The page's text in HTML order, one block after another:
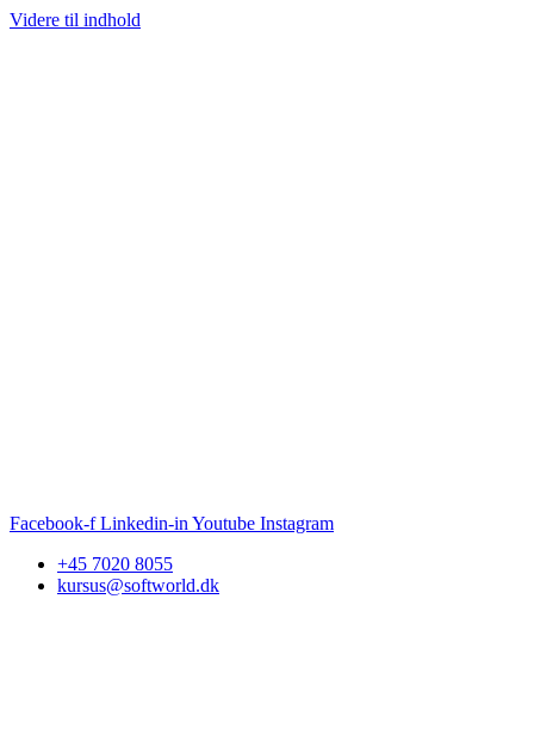
Videre til indhold
Facebook-f Linkedin-in Youtube Instagram
+45 7020 8055
kursus@softworld.dk